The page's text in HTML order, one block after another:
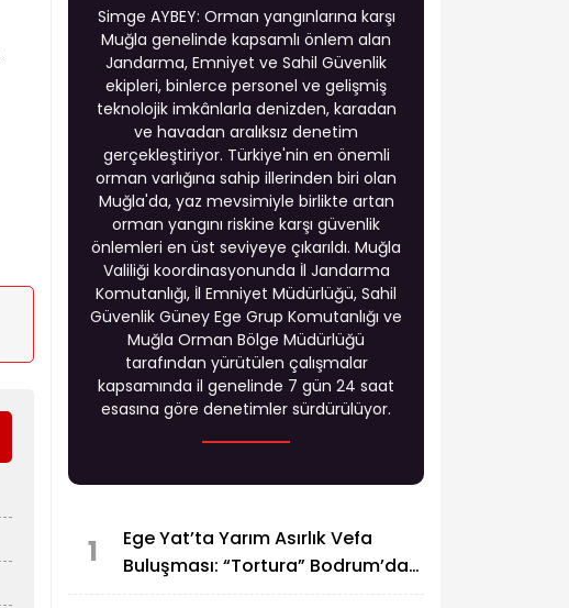
Simge AYBEY: Orman yangınlarına karşı
Muğla genelinde kapsamlı önlem alan
Jandarma, Emniyet ve Sahil Güvenlik
ekipleri, binlerce personel ve gelişmiş
teknolojik imkânlarla denizden, karadan
ve havadan aralıksız denetim
gerçekleştiriyor. Türkiye'nin en önemli
orman varlığına sahip illerinden biri olan
Muğla'da, yaz mevsimiyle birlikte artan
orman yangını riskine karşı güvenlik
önlemleri en üst seviyeye çıkarıldı. Muğla
Valiliği koordinasyonunda İl Jandarma
Komutanlığı, İl Emniyet Müdürlüğü, Sahil
Güvenlik Güney Ege Grup Komutanlığı ve
Muğla Orman Bölge Müdürlüğü
tarafından yürütülen çalışmalar
kapsamında il genelinde 7 gün 24 saat
esasına göre denetimler sürdürülüyor.
1
Ege Yat’ta Yarım Asırlık Vefa
Buluşması: “Tortura” Bodrum’da